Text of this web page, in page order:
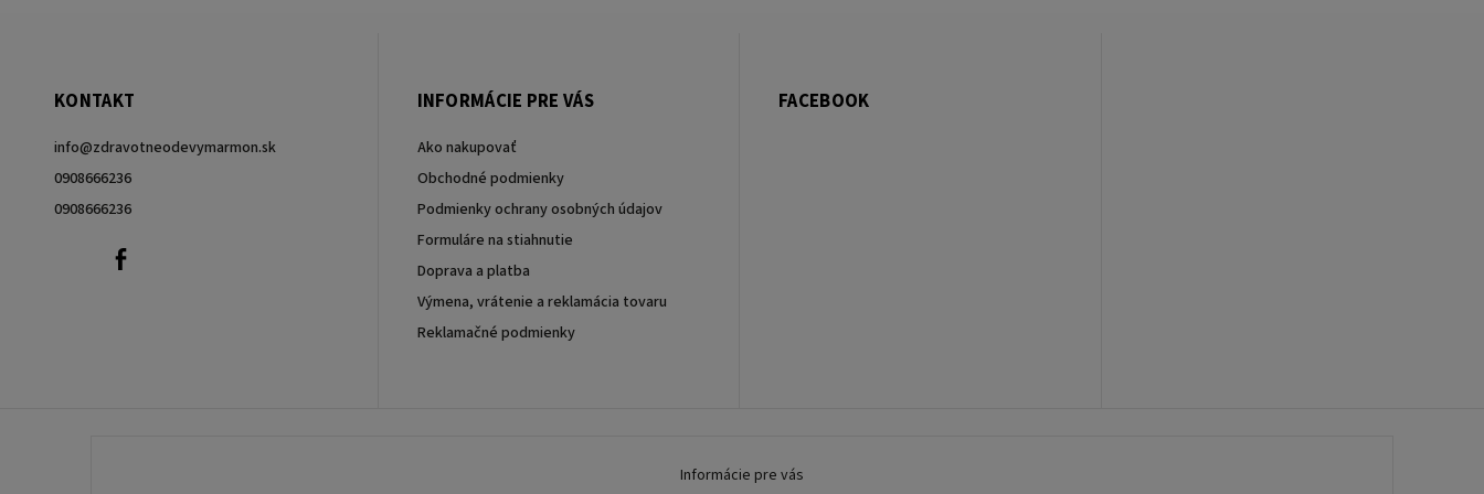
KONTAKT
info@zdravotneodevymarmon.sk
0908666236
0908666236
0908666236
INFORMÁCIE PRE VÁS
Ako nakupovať
Obchodné podmienky
Podmienky ochrany osobných údajov
Formuláre na stiahnutie
Doprava a platba
Výmena, vrátenie a reklamácia tovaru
Reklamačné podmienky
FACEBOOK
Informácie pre vás